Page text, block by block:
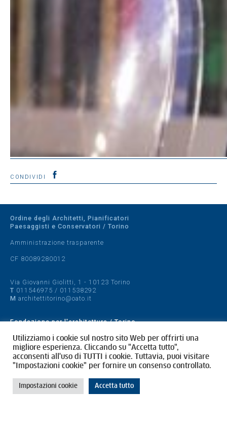
CONDIVIDI
Ordine degli Architetti, Pianificatori
Paesaggisti e Conservatori / Torino
Amministrazione trasparente
CF 80089280012
Via Giovanni Giolitti, 1 - 10123 Torino
T 011546975 / 011538292
M architettitorino@oato.it
Fondazione per l'architettura / Torino
Designed by quattrolinee.it
Cookie Policy
Privacy Policy
Utilizziamo i cookie sul nostro sito Web per offrirti una
migliore esperienza. Cliccando su "Accetta tutto",
acconsenti all'uso di TUTTI i cookie. Tuttavia, puoi visitare
"Impostazioni cookie" per fornire un consenso controllato.
Impostazioni cookie Accetta tutto